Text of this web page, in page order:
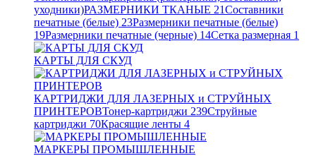
уходники)РАЗМЕРНИКИ ТКАНЫЕ 21Составники
печатные (белые) 23Размерники печатные (белые)
19Размерники печатные (черные) 14Сетка размерная 1
КАРТЫ ДЛЯ СКУД
КАРТРИДЖИ ДЛЯ ЛАЗЕРНЫХ и СТРУЙНЫХ
ПРИНТЕРОВТонер-картриджи 239Струйные
картриджи 70Красящие ленты 4
МАРКЕРЫ ПРОМЫШЛЕННЫЕ